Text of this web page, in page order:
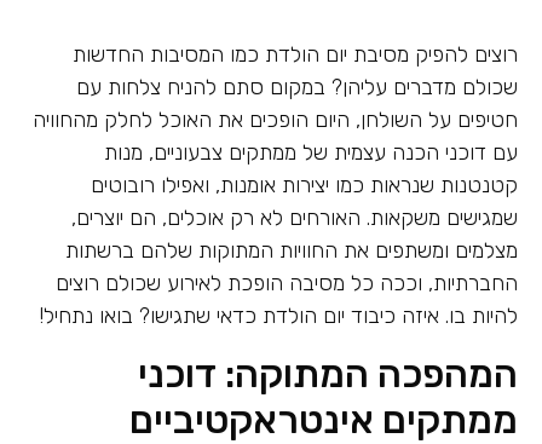
רוצים להפיק מסיבת יום הולדת כמו המסיבות החדשות
שכולם מדברים עליהן? במקום סתם להניח צלחות עם
חטיפים על השולחן, היום הופכים את האוכל לחלק מהחוויה
עם דוכני הכנה עצמית של ממתקים צבעוניים, מנות
קטנטנות שנראות כמו יצירות אומנות, ואפילו רובוטים
שמגישים משקאות. האורחים לא רק אוכלים, הם יוצרים,
מצלמים ומשתפים את החוויות המתוקות שלהם ברשתות
החברתיות, וככה כל מסיבה הופכת לאירוע שכולם רוצים
להיות בו. איזה כיבוד יום הולדת כדאי שתגישו? בואו נתחיל!
המהפכה המתוקה: דוכני
ממתקים אינטראקטיביים